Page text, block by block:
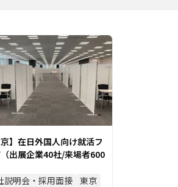
京】在日外国人向け就活フ
出展企業40社/来場者600
説明会・採用面接 東京